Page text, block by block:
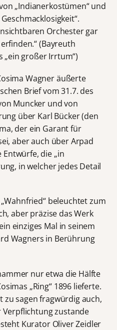
„Indianerkostümen“ und
Orchester gar
(Bayreuth
„ein großer Irrtum“)
Wagner äußerte
Brief vom 31.7. des
Muncker und von
über Karl Bücker (den
der ein Garant für
aber auch über Arpad
die „in
in welcher jedes Detail
beleuchtet zum
aber präzise das Werk
einziges Mal in seinem
Wagners in Berührung
nur etwa die Hälfte
„Ring“ 1896 lieferte.
sagen fragwürdig auch,
Verpflichtung zustande
Kurator Oliver Zeidler